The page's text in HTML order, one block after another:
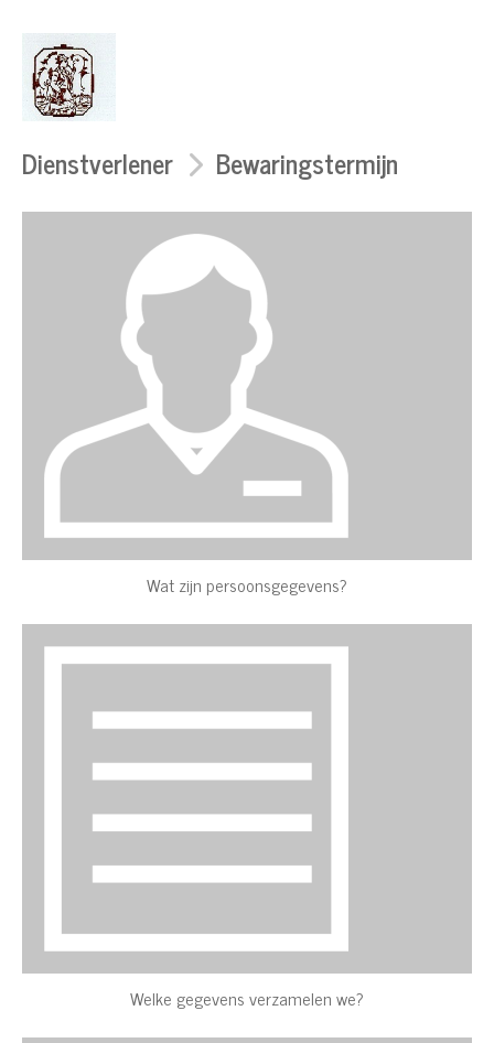
Dienstverlener Bewaringstermijn
Wat zijn persoonsgegevens?
Welke gegevens verzamelen we?